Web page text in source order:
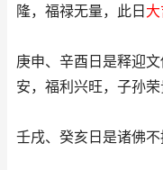
隆，福禄无量，此日大
庚申、辛酉日是释迎
安，福利兴旺，子孙荣
壬戌、癸亥日是诸佛不